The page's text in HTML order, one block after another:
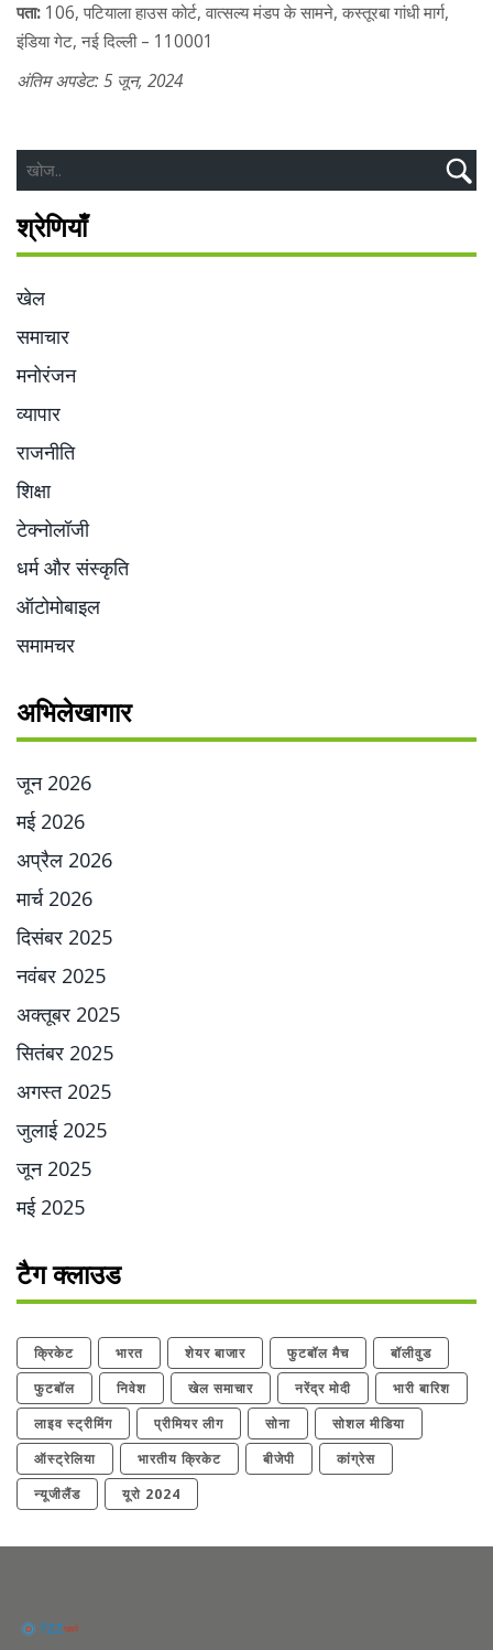
पता: 106, पटियाला हाउस कोर्ट, वात्सल्य मंडप के सामने, कस्तूरबा गांधी मार्ग,
इंडिया गेट, नई दिल्ली – 110001
अंतिम अपडेट: 5 जून, 2024
श्रेणियाँ
खेल
समाचार
मनोरंजन
व्यापार
राजनीति
शिक्षा
टेक्नोलॉजी
धर्म और संस्कृति
ऑटोमोबाइल
समामचर
अभिलेखागार
जून 2026
मई 2026
अप्रैल 2026
मार्च 2026
दिसंबर 2025
नवंबर 2025
अक्तूबर 2025
सितंबर 2025
अगस्त 2025
जुलाई 2025
जून 2025
मई 2025
टैग क्लाउड
क्रिकेट भारत शेयर बाजार फुटबॉल मैच
बॉलीवुड
फुटबॉल
निवेश खेल समाचार नरेंद्र मोदी
भारी बारिश
लाइव स्ट्रीमिंग
प्रीमियर लीग सोना
सोशल मीडिया
ऑस्ट्रेलिया
भारतीय क्रिकेट बीजेपी
कांग्रेस
न्यूजीलैंड
यूरो 2024